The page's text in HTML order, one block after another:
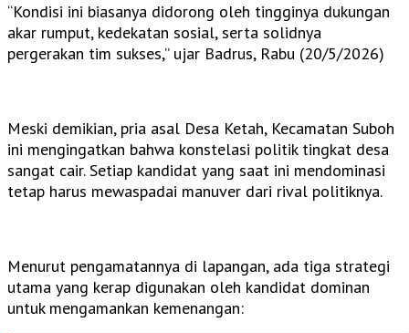
“Kondisi ini biasanya didorong oleh tingginya dukungan
akar rumput, kedekatan sosial, serta solidnya
pergerakan tim sukses,” ujar Badrus, Rabu (20/5/2026)
Meski demikian, pria asal Desa Ketah, Kecamatan Suboh
ini mengingatkan bahwa konstelasi politik tingkat desa
sangat cair. Setiap kandidat yang saat ini mendominasi
tetap harus mewaspadai manuver dari rival politiknya.
Menurut pengamatannya di lapangan, ada tiga strategi
utama yang kerap digunakan oleh kandidat dominan
untuk mengamankan kemenangan: